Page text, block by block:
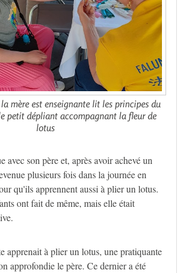
mère est enseignante lit les principes du
petit dépliant accompagnant la fleur de
lotus
avec son père et, après avoir achevé un
plusieurs fois dans la journée en
qu'ils apprennent aussi à plier un lotus.
ont fait de même, mais elle était
apprenait à plier un lotus, une pratiquante
approfondie le père. Ce dernier a été